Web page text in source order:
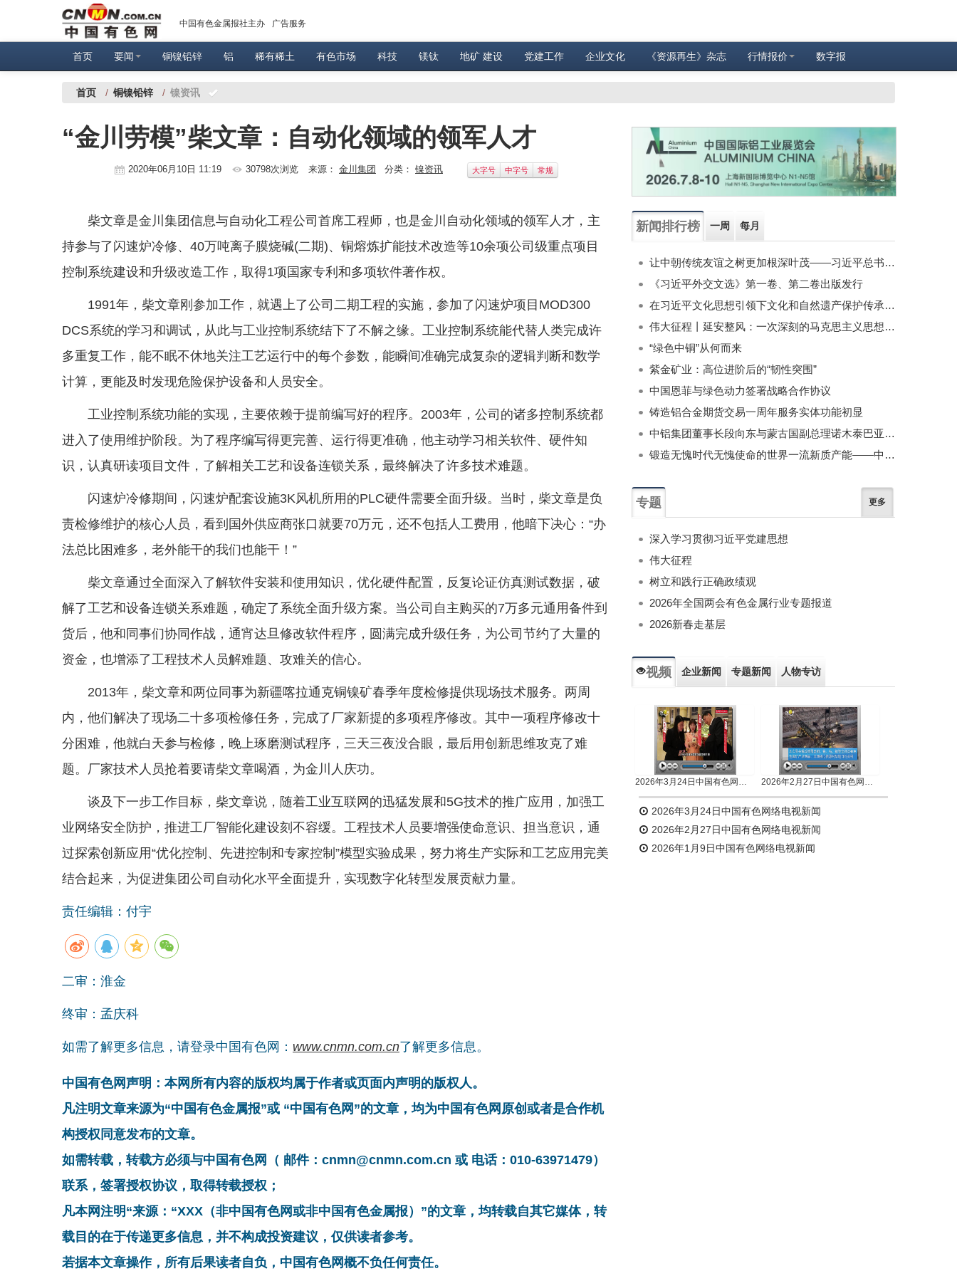
中国有色金属报社主办 广告服务
首页 要闻 铜镍铅锌 铝 稀有稀土 有色市场 科技 镁钛 地矿 建设 党建工作 企业文化 《资源再生》杂志 行情报价 数字报
首页 / 铜镍铅锌 / 镍资讯
“金川劳模”柴文章：自动化领域的领军人才
2020年06月10日 11:19 30798次浏览 来源： 金川集团 分类： 镍资讯 大字号 中字号 常规
柴文章是金川集团信息与自动化工程公司首席工程师，也是金川自动化领域的领军人才，主
持参与了闪速炉冷修、40万吨离子膜烧碱(二期)、铜熔炼扩能技术改造等10余项公司级重点项目
控制系统建设和升级改造工作，取得1项国家专利和多项软件著作权。
1991年，柴文章刚参加工作，就遇上了公司二期工程的实施，参加了闪速炉项目MOD300
DCS系统的学习和调试，从此与工业控制系统结下了不解之缘。工业控制系统能代替人类完成许
多重复工作，能不眠不休地关注工艺运行中的每个参数，能瞬间准确完成复杂的逻辑判断和数学
计算，更能及时发现危险保护设备和人员安全。
工业控制系统功能的实现，主要依赖于提前编写好的程序。2003年，公司的诸多控制系统都
进入了使用维护阶段。为了程序编写得更完善、运行得更准确，他主动学习相关软件、硬件知
识，认真研读项目文件，了解相关工艺和设备连锁关系，最终解决了许多技术难题。
闪速炉冷修期间，闪速炉配套设施3K风机所用的PLC硬件需要全面升级。当时，柴文章是负
责检修维护的核心人员，看到国外供应商张口就要70万元，还不包括人工费用，他暗下决心：“办
法总比困难多，老外能干的我们也能干！”
柴文章通过全面深入了解软件安装和使用知识，优化硬件配置，反复论证仿真测试数据，破
解了工艺和设备连锁关系难题，确定了系统全面升级方案。当公司自主购买的7万多元通用备件到
货后，他和同事们协同作战，通宵达旦修改软件程序，圆满完成升级任务，为公司节约了大量的
资金，也增添了工程技术人员解难题、攻难关的信心。
2013年，柴文章和两位同事为新疆喀拉通克铜镍矿春季年度检修提供现场技术服务。两周
内，他们解决了现场二十多项检修任务，完成了厂家新提的多项程序修改。其中一项程序修改十
分困难，他就白天参与检修，晚上琢磨测试程序，三天三夜没合眼，最后用创新思维攻克了难
题。厂家技术人员抢着要请柴文章喝酒，为金川人庆功。
谈及下一步工作目标，柴文章说，随着工业互联网的迅猛发展和5G技术的推广应用，加强工
业网络安全防护，推进工厂智能化建设刻不容缓。工程技术人员要增强使命意识、担当意识，通
过探索创新应用“优化控制、先进控制和专家控制”模型实验成果，努力将生产实际和工艺应用完美
结合起来，为促进集团公司自动化水平全面提升，实现数字化转型发展贡献力量。
责任编辑：付宇
二审：淮金
终审：孟庆科
如需了解更多信息，请登录中国有色网： www.cnmn.com.cn了解更多信息。
中国有色网声明：本网所有内容的版权均属于作者或页面内声明的版权人。
凡注明文章来源为“中国有色金属报”或 “中国有色网”的文章，均为中国有色网原创或者是合作机
构授权同意发布的文章。
如需转载，转载方必须与中国有色网（ 邮件：cnmn@cnmn.com.cn 或 电话：010-63971479）
联系，签署授权协议，取得转载授权；
凡本网注明“来源：“XXX（非中国有色网或非中国有色金属报）”的文章，均转载自其它媒体，转
载目的在于传递更多信息，并不构成投资建议，仅供读者参考。
若据本文章操作，所有后果读者自负，中国有色网概不负任何责任。
新闻排行榜 一周 每月
让中朝传统友谊之树更加根深叶茂——习近平总书记对朝鲜进行国事访问纪实
《习近平外交文选》第一卷、第二卷出版发行
在习近平文化思想引领下文化和自然遗产保护传承利用工作开创新局面
伟大征程丨延安整风：一次深刻的马克思主义思想教育运动
“绿色中铜”从何而来
紫金矿业：高位进阶后的“韧性突围”
中国恩菲与绿色动力签署战略合作协议
铸造铝合金期货交易一周年服务实体功能初显
中铝集团董事长段向东与蒙古国副总理诺木泰巴亚尔举行会谈
锻造无愧时代无愧使命的世界一流新质产能——中国有色金属工业的战略应对与破局之道（二）
专题 更多
深入学习贯彻习近平党建思想
伟大征程
树立和践行正确政绩观
2026年全国两会有色金属行业专题报道
2026新春走基层
视频 企业新闻 专题新闻 人物专访
2026年3月24日中国有色网络电视新闻 2026年2月27日中国有色网络电视新闻
2026年3月24日中国有色网络电视新闻
2026年2月27日中国有色网络电视新闻
2026年1月9日中国有色网络电视新闻